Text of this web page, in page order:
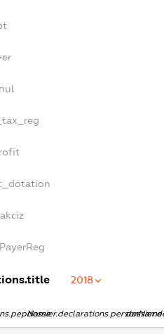
2018
dossier.declarations.personName